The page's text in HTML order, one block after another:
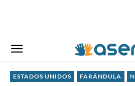
ESTADOS UNIDOS FARÁNDULA